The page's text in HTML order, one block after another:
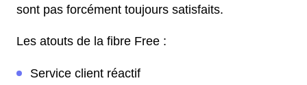
sont pas forcément toujours satisfaits.
Les atouts de la fibre Free :
Service client réactif